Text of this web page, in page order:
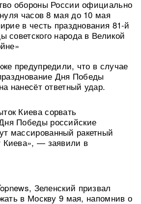
обороны России официально
часов 8 мая до 10 мая
в честь празднования 81-й
советского народа в Великой
предупредили, что в случае
Дня Победы
нанесёт ответный удар.
Киева сорвать
Победы российские
массированный ракетный
Киева», — заявили в
Зеленский призвал
в Москву 9 мая, напомнив о